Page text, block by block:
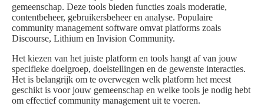
gemeenschap. Deze tools bieden functies zoals moderatie,
contentbeheer, gebruikersbeheer en analyse. Populaire
community management software omvat platforms zoals
Discourse, Lithium en Invision Community.
Het kiezen van het juiste platform en tools hangt af van jouw
specifieke doelgroep, doelstellingen en de gewenste interacties.
Het is belangrijk om te overwegen welk platform het meest
geschikt is voor jouw gemeenschap en welke tools je nodig hebt
om effectief community management uit te voeren.